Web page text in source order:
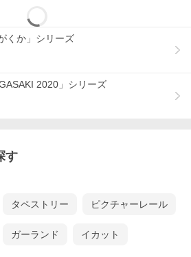
くか」シリーズ
2020」シリーズ
す
タペストリー ピクチャーレール
ガーランド イカット